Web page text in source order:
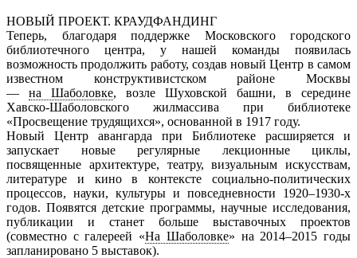
НОВЫЙ ПРОЕКТ. КРАУДФАНДИНГ
Теперь, благодаря поддержке Московского городского
библиотечного центра, у нашей команды появилась
возможность продолжить работу, создав новый Центр в самом
известном конструктивистском районе Москвы
— на Шаболовке, возле Шуховской башни, в середине
Хавско-Шаболовского жилмассива при библиотеке
«Просвещение трудящихся», основанной в 1917 году.
Новый Центр авангарда при Библиотеке расширяется и
запускает новые регулярные лекционные циклы,
посвященные архитектуре, театру, визуальным искусствам,
литературе и кино в контексте социально-политических
процессов, науки, культуры и повседневности 1920–1930-х
годов. Появятся детские программы, научные исследования,
публикации и станет больше выставочных проектов
(совместно с галереей «На Шаболовке» на 2014–2015 годы
запланировано 5 выставок).